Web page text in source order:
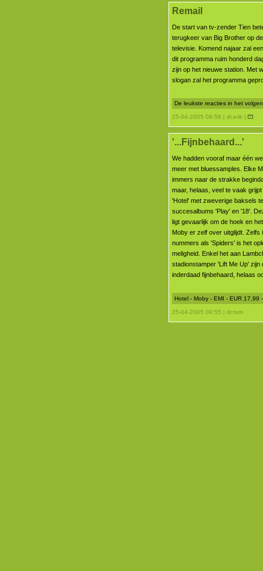
Remail
De start van tv-zender Tien
terugkeer van Big Brother op
televisie. Komend najaar zal
dit programma ruim honderd
zijn op het nieuwe station. Met
slogan zal het programma
De leukste reacties in het
25-04-2005 09:56 | dr.erik |
'...Fijnbehaard...'
We hadden vooraf maar één
meer met bluessamples. Elke
immers naar de strakke
maar, helaas, veel te vaak
'Hotel' met zweverige baksels
succesalbums 'Play' en '18'.
ligt gevaarlijk om de hoek en
Moby er zelf over uitglijdt. Zelfs
nummers als 'Spiders' is het
meligheid. Enkel het aan
stadionstamper 'Lift Me Up' zijn
inderdaad fijnbehaard, helaas
Hotel - Moby - EMI - EUR 17,99
25-04-2005 09:55 | dr.tom